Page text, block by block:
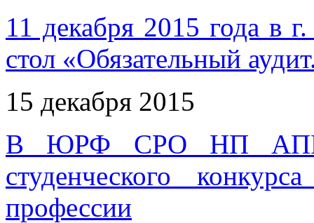
11 декабря 2015 года в
стол «Обязательный
15 декабря 2015
В ЮРФ СРО НП АПР
студенческого
профессии